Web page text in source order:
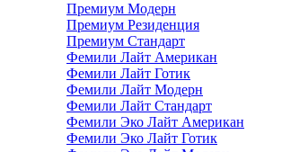
Премиум Модерн
Премиум Резиденция
Премиум Стандарт
Фемили Лайт Американ
Фемили Лайт Готик
Фемили Лайт Модерн
Фемили Лайт Стандарт
Фемили Эко Лайт Американ
Фемили Эко Лайт Готик